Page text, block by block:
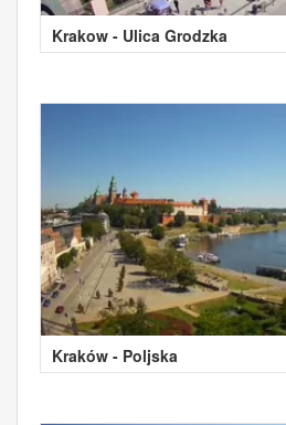
Krakow - Ulica Grodzka
Kraków - Poljska